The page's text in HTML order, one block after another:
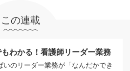
この連載
わかる！看護師リーダー業務
いのリーダー業務が「なんだかでき